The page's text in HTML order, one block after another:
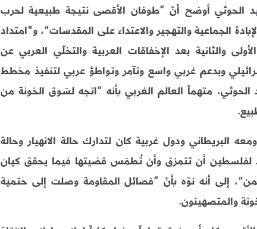
الحوثي أوضح أنّ “طوفان الأقصى نتيجة طبيعية لحرب
والإبادة الجماعية والتهجير والاعتداء على المقدسات”، و”امتداد
والثانية بعد الإخفاقات العربية والتخلّي العربي عن
وبدعم غربي واسع وتآمر وتواطؤ عربي لتنفيذ مخطط
متهماً العالم الغربي بأنه “اتجه لسَوق الخونة من
البريطاني ودول غربية كان لتدارك حالة الانهيار وحالة
يُراد لفلسطين أن تتمزق وأن تُطمَس قضيتها فيما يحقق كيان
إلى أنه نوّه بأنّ “فصائل المقاومة وصلت إلى حتمية
والمتصهينون.